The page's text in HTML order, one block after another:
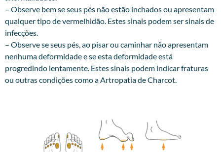
– Observe bem se seus pés não estão inchados ou apresentam
qualquer tipo de vermelhidão. Estes sinais podem ser sinais de
infecções.
– Observe se seus pés, ao pisar ou caminhar não apresentam
nenhuma deformidade e se esta deformidade está
progredindo lentamente. Estes sinais podem indicar fraturas
ou outras condições como a Artropatia de Charcot.